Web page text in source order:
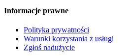
Informacje prawne
Polityka prywatności
Warunki korzystania z usługi
Zgłoś nadużycie